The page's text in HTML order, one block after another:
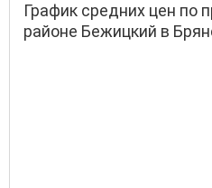
График средних цен по
районе Бежицкий в